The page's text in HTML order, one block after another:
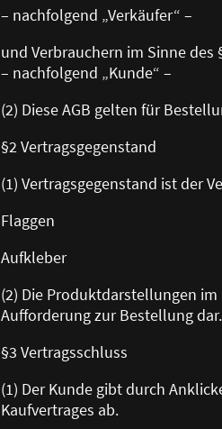
– nachfolgend „Verkäufer“ –
und Verbrauchern im Sinne des
– nachfolgend „Kunde“ –
(2) Diese AGB gelten für
§2 Vertragsgegenstand
(1) Vertragsgegenstand ist der
Flaggen
Aufkleber
(2) Die Produktdarstellungen
Aufforderung zur Bestellung dar.
§3 Vertragsschluss
(1) Der Kunde gibt durch
Kaufvertrages ab.